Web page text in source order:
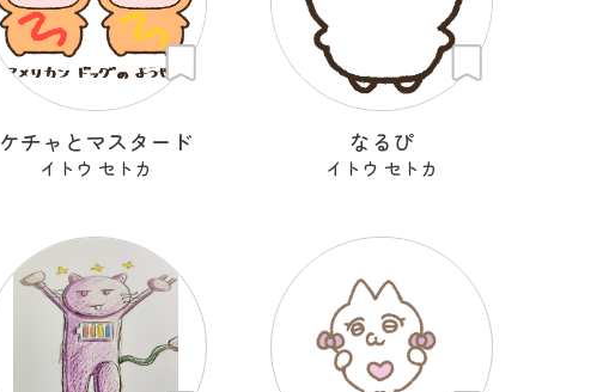
ケチャとマスタード
イトウ セトカ
なるぴ
イトウ セトカ